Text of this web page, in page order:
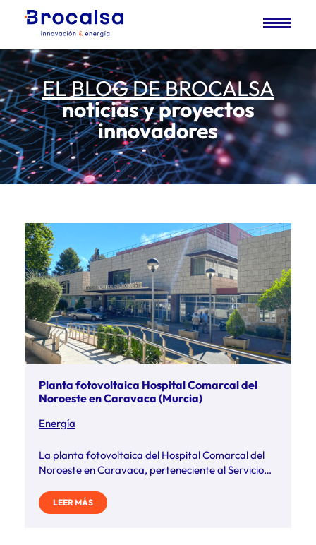
EL BLOG DE BROCALSA
noticias y proyectos
innovadores
Planta fotovoltaica Hospital Comarcal del
Noroeste en Caravaca (Murcia)
Energía
La planta fotovoltaica del Hospital Comarcal del
Noroeste en Caravaca, perteneciente al Servicio
LEER MÁS